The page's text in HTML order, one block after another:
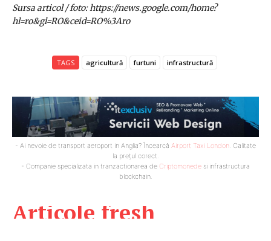
Articole fresh
Sursa articol / foto: https://news.google.com/home?
hl=ro&gl=RO&ceid=RO%3Aro
TAGS agricultură furtuni infrastructură
- Ai nevoie de transport aeroport in Anglia? Încearcă Airport Taxi London . Calitate
la prețul corect.
- Companie specializata in tranzactionarea de Criptomonede si infrastructura
blockchain.